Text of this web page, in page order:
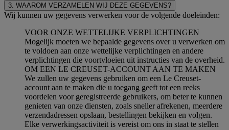
3. WAAROM VERZAMELEN WIJ DEZE GEGEVENS?
Wij kunnen uw gegevens verwerken voor de volgende doeleinden:
VOOR ONZE WETTELIJKE VERPLICHTINGEN
Mogelijk moeten we bepaalde gegevens over u verwerken om
te voldoen aan onze wettelijke verplichtingen en andere
verplichtingen die voortvloeien uit instructies van de overheid.
OM EEN LE CREUSET-ACCOUNT AAN TE MAKEN
We zullen uw gegevens gebruiken om een Le Creuset-
account aan te maken die u toegang geeft tot een reeks
voordelen voor geregistreerde gebruikers, om beter te kunnen
genieten van onze diensten, zoals sneller afrekenen, meerdere
verzendadressen opslaan, bestellingen bekijken en volgen.
Elke verwerkingsactiviteit is vereist om ons in staat te stellen